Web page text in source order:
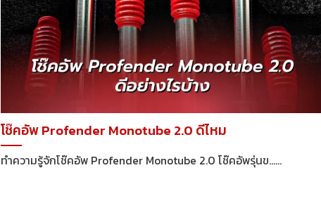
โช๊คอัพ Profender Monotube 2.0 ดีไหม
ทำความรู้จักโช๊คอัพ Profender Monotube 2.0 โช๊คอัพรุ่นข......